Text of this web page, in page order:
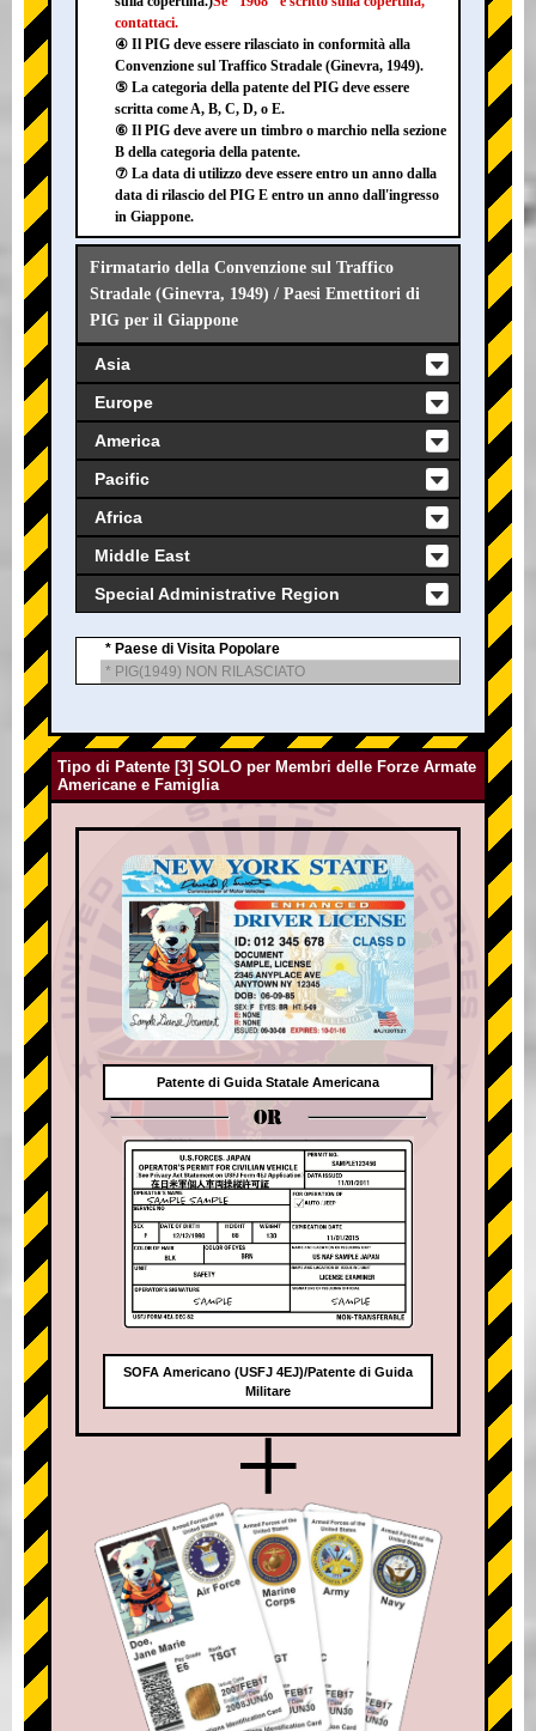
contattaci.
④ Il PIG deve essere rilasciato in conformità alla
Convenzione sul Traffico Stradale (Ginevra, 1949).
⑤ La categoria della patente del PIG deve essere
scritta come A, B, C, D, o E.
⑥ Il PIG deve avere un timbro o marchio nella sezione
B della categoria della patente.
⑦ La data di utilizzo deve essere entro un anno dalla
data di rilascio del PIG E entro un anno dall'ingresso
in Giappone.
Firmatario della Convenzione sul Traffico
Stradale (Ginevra, 1949) / Paesi Emettitori di
PIG per il Giappone
Asia
Europe
America
Pacific
Africa
Middle East
Special Administrative Region
* Paese di Visita Popolare
* PIG(1949) NON RILASCIATO
Tipo di Patente [3] SOLO per Membri delle Forze Armate
Americane e Famiglia
Patente di Guida Statale Americana
OR
SOFA Americano (USFJ 4EJ)/Patente di Guida
Militare
+